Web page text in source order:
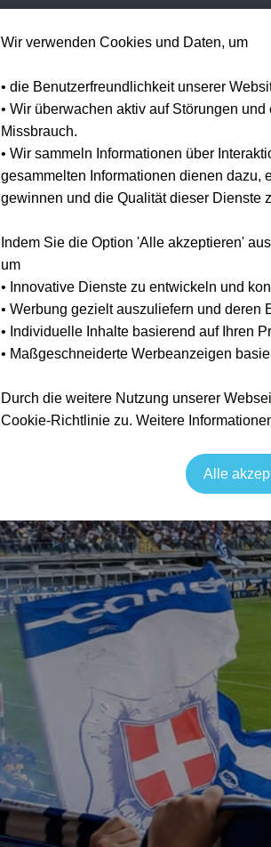
Wir verwenden Cookies und Daten, um
• die Benutzerfreundlichkeit unserer
• Wir überwachen aktiv auf Störungen
Missbrauch.
• Wir sammeln Informationen über
gesammelten Informationen dienen dazu,
gewinnen und die Qualität dieser Dienste
Indem Sie die Option 'Alle akzeptieren'
um
• Innovative Dienste zu entwickeln und
• Werbung gezielt auszuliefern und deren
• Individuelle Inhalte basierend auf Ihren
• Maßgeschneiderte Werbeanzeigen
Durch die weitere Nutzung unserer
Cookie-Richtlinie zu. Weitere
Alle